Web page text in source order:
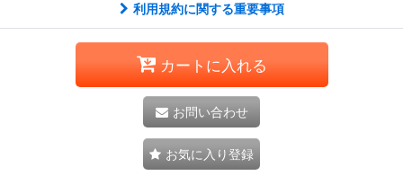
利用規約に関する重要事項
カートに入れる
お問い合わせ
お気に入り登録